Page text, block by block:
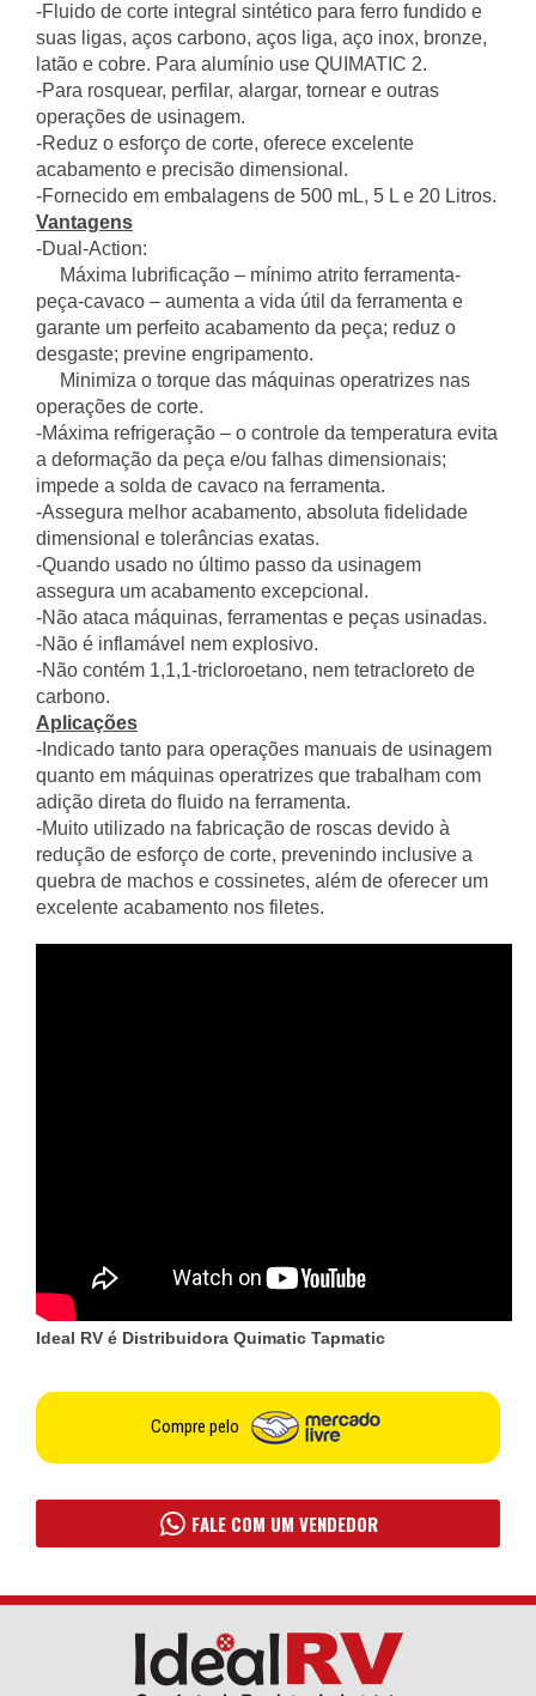
-Fluido de corte integral sintético para ferro fundido e
suas ligas, aços carbono, aços liga, aço inox, bronze,
latão e cobre. Para alumínio use QUIMATIC 2.
-Para rosquear, perfilar, alargar, tornear e outras
operações de usinagem.
-Reduz o esforço de corte, oferece excelente
acabamento e precisão dimensional.
-Fornecido em embalagens de 500 mL, 5 L e 20 Litros.
Vantagens
-Dual-Action:
Máxima lubrificação – mínimo atrito ferramenta-
peça-cavaco – aumenta a vida útil da ferramenta e
garante um perfeito acabamento da peça; reduz o
desgaste; previne engripamento.
Minimiza o torque das máquinas operatrizes nas
operações de corte.
-Máxima refrigeração – o controle da temperatura evita
a deformação da peça e/ou falhas dimensionais;
impede a solda de cavaco na ferramenta.
-Assegura melhor acabamento, absoluta fidelidade
dimensional e tolerâncias exatas.
-Quando usado no último passo da usinagem
assegura um acabamento excepcional.
-Não ataca máquinas, ferramentas e peças usinadas.
-Não é inflamável nem explosivo.
-Não contém 1,1,1-tricloroetano, nem tetracloreto de
carbono.
Aplicações
-Indicado tanto para operações manuais de usinagem
quanto em máquinas operatrizes que trabalham com
adição direta do fluido na ferramenta.
-Muito utilizado na fabricação de roscas devido à
redução de esforço de corte, prevenindo inclusive a
quebra de machos e cossinetes, além de oferecer um
excelente acabamento nos filetes.
Ideal RV é Distribuidora Quimatic Tapmatic
Compre pelo
FALE COM UM VENDEDOR